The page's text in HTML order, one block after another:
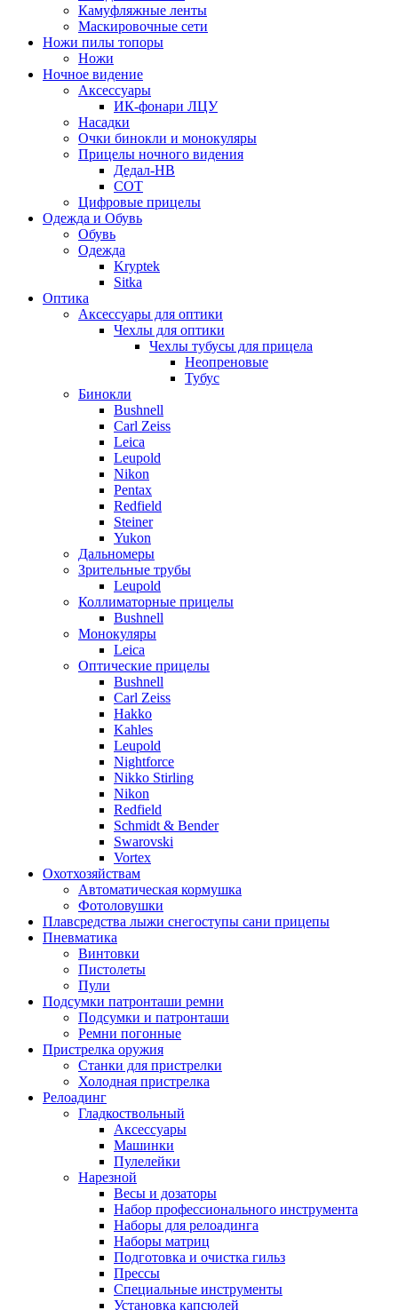
Камуфляжные ленты
Маскировочные сети
Ножи пилы топоры
Ножи
Ночное видение
Аксессуары
ИК-фонари ЛЦУ
Насадки
Очки бинокли и монокуляры
Прицелы ночного видения
Дедал-НВ
СОТ
Цифровые прицелы
Одежда и Обувь
Обувь
Одежда
Kryptek
Sitka
Оптика
Аксессуары для оптики
Чехлы для оптики
Чехлы тубусы для прицела
Неопреновые
Тубус
Бинокли
Bushnell
Carl Zeiss
Leica
Leupold
Nikon
Pentax
Redfield
Steiner
Yukon
Дальномеры
Зрительные трубы
Leupold
Коллиматорные прицелы
Bushnell
Монокуляры
Leica
Оптические прицелы
Bushnell
Carl Zeiss
Hakko
Kahles
Leupold
Nightforce
Nikko Stirling
Nikon
Redfield
Schmidt & Bender
Swarovski
Vortex
Охотхозяйствам
Автоматическая кормушка
Фотоловушки
Плавсредства лыжи снегоступы сани прицепы
Пневматика
Винтовки
Пистолеты
Пули
Подсумки патронташи ремни
Подсумки и патронташи
Ремни погонные
Пристрелка оружия
Станки для пристрелки
Холодная пристрелка
Релоадинг
Гладкоствольный
Аксессуары
Машинки
Пулелейки
Нарезной
Весы и дозаторы
Набор профессионального инструмента
Наборы для релоадинга
Наборы матриц
Подготовка и очистка гильз
Прессы
Специальные инструменты
Установка капсюлей